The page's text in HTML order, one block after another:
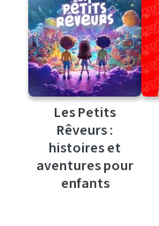
Les Petits
Rêveurs :
histoires et
aventures pour
enfants